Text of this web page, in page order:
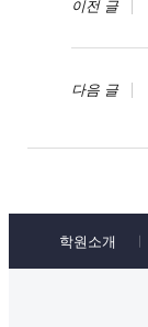
이전 글
다음 글
학원소개